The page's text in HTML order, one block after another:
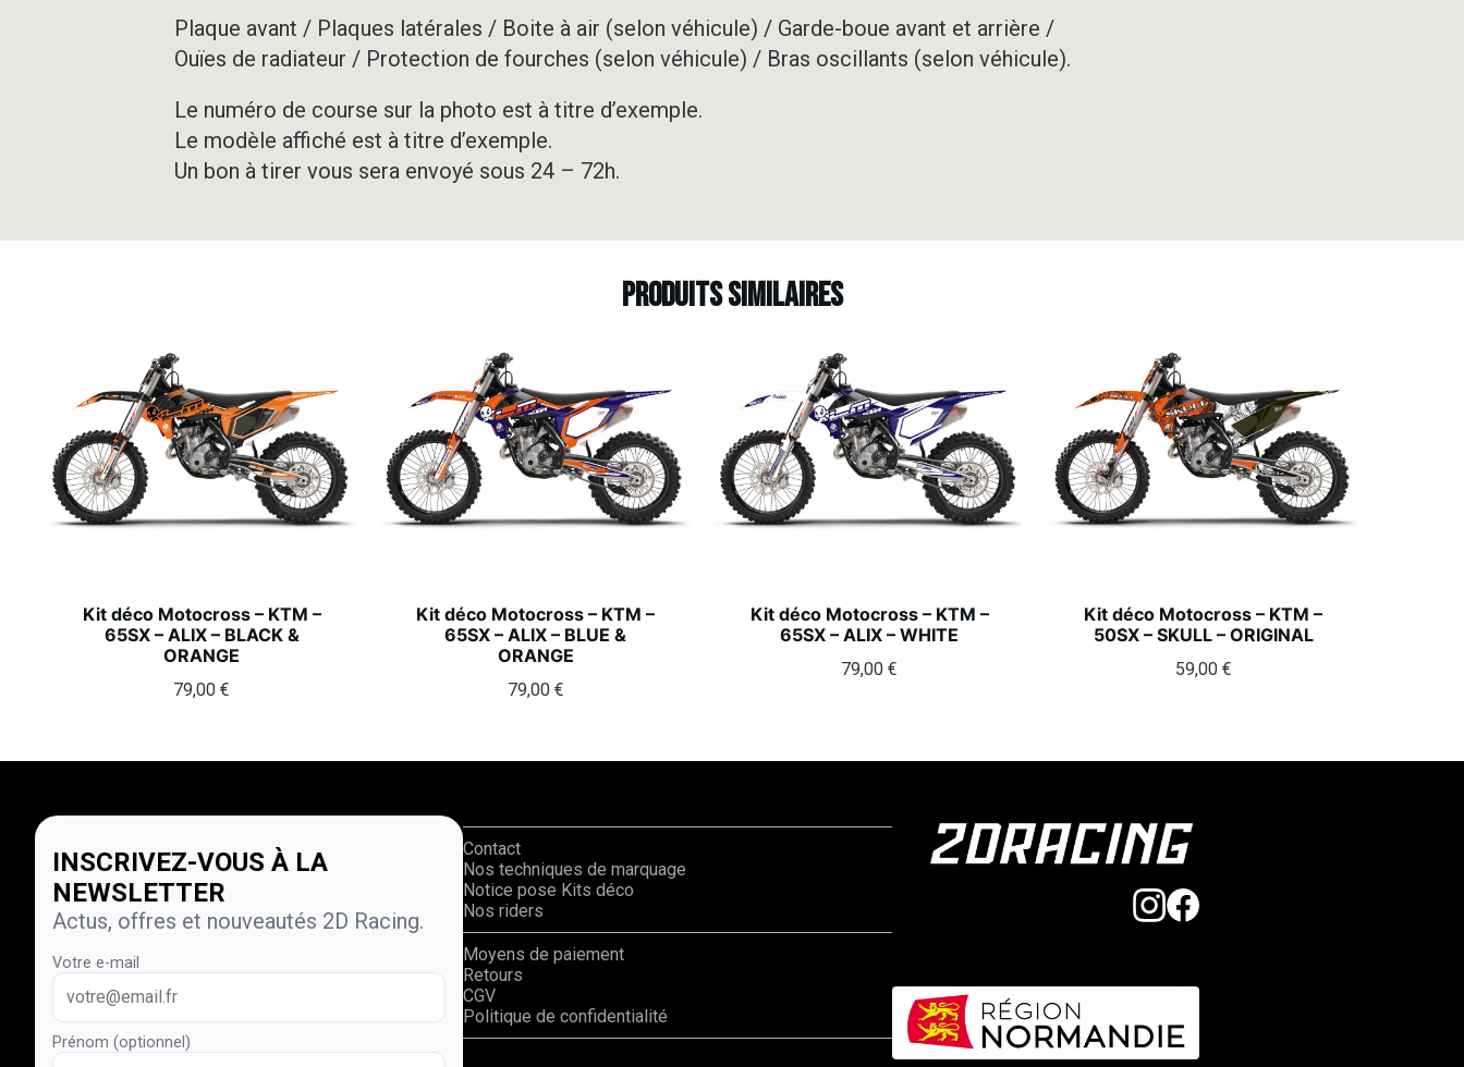
Plaque avant / Plaques latérales / Boite à air (selon véhicule) / Garde-boue avant et arrière /
Ouïes de radiateur / Protection de fourches (selon véhicule) / Bras oscillants (selon véhicule).
Le numéro de course sur la photo est à titre d’exemple.
Le modèle affiché est à titre d’exemple.
Un bon à tirer vous sera envoyé sous 24 – 72h.
Produits similaires
Kit déco Motocross – KTM –
65SX – ALIX – BLACK &
ORANGE
79,00€
Kit déco Motocross – KTM –
65SX – ALIX – BLUE &
ORANGE
79,00 €
Kit déco Motocross – KTM –
65SX – ALIX – WHITE
79,00€
Kit déco Motocross – KTM –
50SX – SKULL – ORIGINAL
59,00 €
INSCRIVEZ-VOUS À LA
NEWSLETTER
Actus, offres et nouveautés 2D Racing.
Votre e-mail
Prénom (optionnel)
Contact
Nos techniques de marquage
Notice pose Kits déco
Nos riders
Moyens de paiement
Retours
CGV
Politique de confidentialité